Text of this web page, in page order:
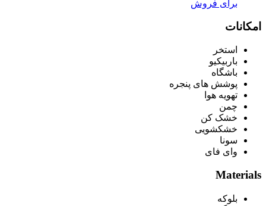
برای فروش
امکانات
استخر
باربیکیو
باشگاه
پوشش های پنجره
تهویه هوا
چمن
خشک کن
خشکشویی
سونا
وای فای
Materials
بلوکه